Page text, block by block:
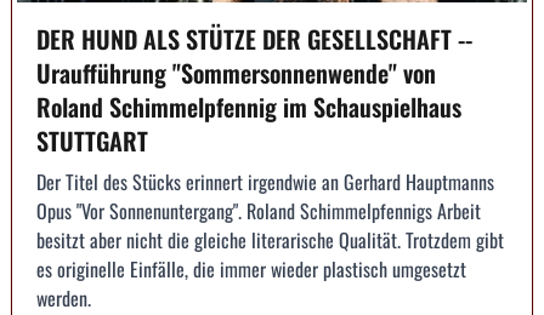
DER HUND ALS STÜTZE DER GESELLSCHAFT --
Uraufführung "Sommersonnenwende" von
Roland Schimmelpfennig im Schauspielhaus
STUTTGART
Der Titel des Stücks erinnert irgendwie an Gerhard Hauptmanns
Opus "Vor Sonnenuntergang". Roland Schimmelpfennigs Arbeit
besitzt aber nicht die gleiche literarische Qualität. Trotzdem gibt
es originelle Einfälle, die immer wieder plastisch umgesetzt
werden.